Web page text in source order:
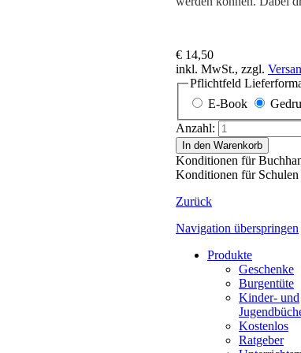
€ 14,50
inkl. MwSt., zzgl.
Pflichtfeld
E-Book
Anzahl:
In den Warenkorb
Konditionen für
Konditionen für Schulen
Zurück
Navigation überspringen
Produkte
Geschenke
Burgentüte
Kinder- und
Kostenlos
Ratgeber